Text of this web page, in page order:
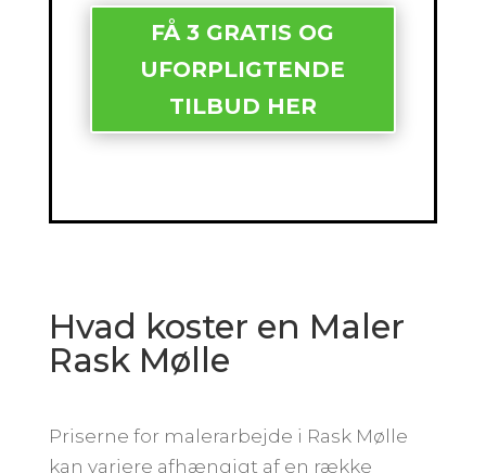
FÅ 3 GRATIS OG
UFORPLIGTENDE
TILBUD HER
Hvad koster en Maler
Rask Mølle
Priserne for malerarbejde i Rask Mølle
kan variere afhængigt af en række